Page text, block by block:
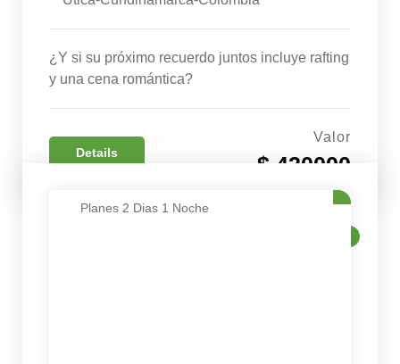
¿Y si su próximo recuerdo juntos incluye rafting
y una cena romántica?
Details
Valor
$ 420000
Planes 2 Dias 1 Noche